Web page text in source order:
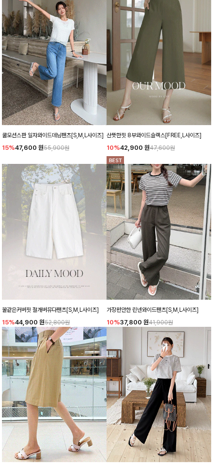
쿨모션스판 일자와이드데님팬츠[S,M,L사이즈]
15%47,600 원55,900원
산뜻한핏 8부와이드슬랙스[FREE,L사이즈]
10%42,900 원47,600원
꿀같은커버핏 절개버뮤다팬츠[S,M,L사이즈]
15%44,900 원52,800원
가장편안한 린넨와이드팬츠[S,M,L사이즈]
10%37,800 원41,900원